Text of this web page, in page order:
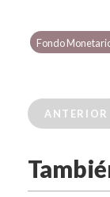
Fondo
ANTERIOR